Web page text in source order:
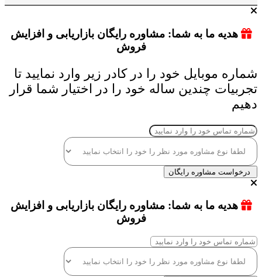
هدیه ما به شما: مشاوره رایگان بازاریابی و افزایش
فروش
شماره موبایل خود را در کادر زیر وارد نمایید تا
تجربیات چندین ساله خود را در اختیار شما قرار
دهیم
درخواست مشاوره رایگان
هدیه ما به شما: مشاوره رایگان بازاریابی و افزایش
فروش